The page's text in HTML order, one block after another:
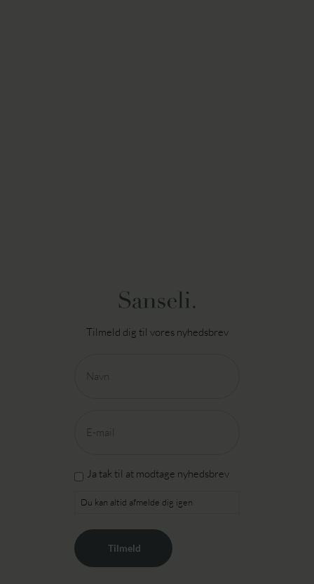
Tilmeld dig til vores nyhedsbrev
(Påkrævet)
mail
Ja
til
modtage
nyhedsbrev
Ja tak til at modtage nyhedsbrev
Du kan altid afmelde dig igen